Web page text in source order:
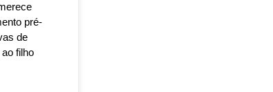
pré-
de
filho